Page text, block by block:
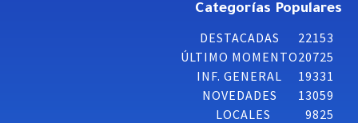
Categorías Populares
DESTACADAS
22153
ÚLTIMO MOMENTO20725
INF. GENERAL
19331
NOVEDADES
13059
LOCALES
9825